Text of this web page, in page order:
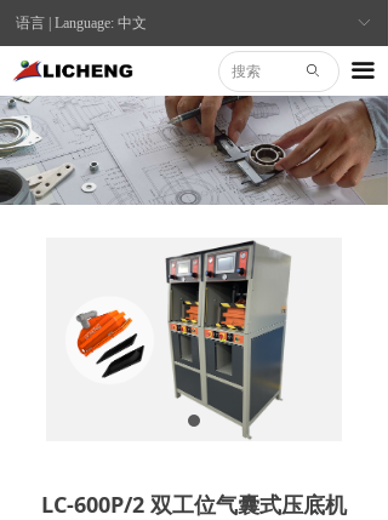
끀
ꀅ
语言 | Language: 中文
ꄙ
LC-600P/2 双工位气囊式压底机